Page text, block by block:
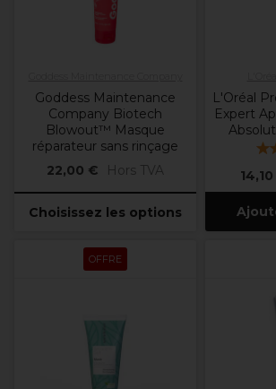
Goddess Maintenance
Company Biotech
Blowout™ Masque
réparateur sans rinçage
22,00 €
Hors TVA
Choisissez les options
L'Oréal
Expert
OFFRE